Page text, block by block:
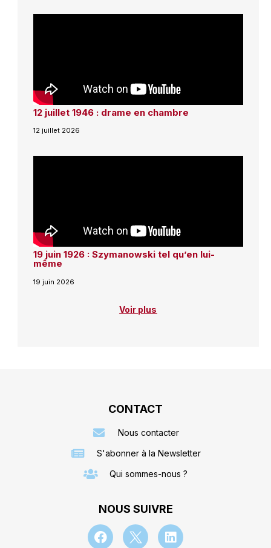
12 juillet 1946 : drame en chambre
12 juillet 2026
19 juin 1926 : Szymanowski tel qu’en lui-
même
19 juin 2026
Voir plus
CONTACT
Nous contacter
S'abonner à la Newsletter
Qui sommes-nous ?
NOUS SUIVRE